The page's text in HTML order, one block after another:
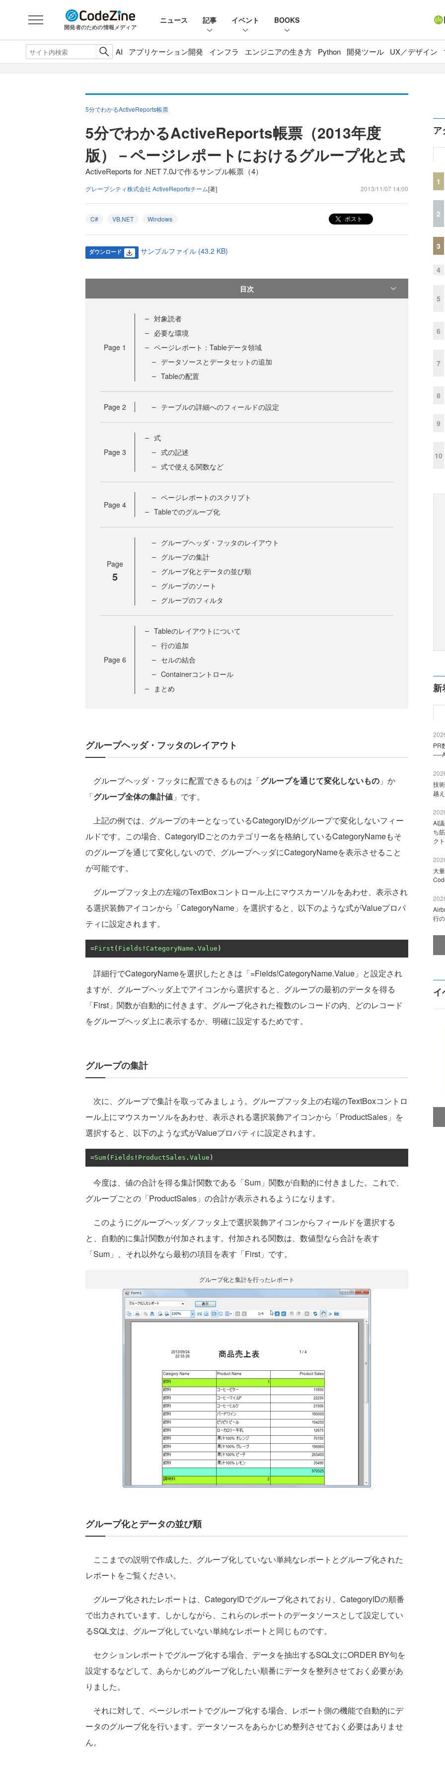
開発者のための情報メディア
ニュース 記事 イベント BOOKS
AI アプリケーション開発 インフラ エンジニアの生き方 Python 開発ツール UX／デザイン
5分でわかるActiveReports帳票
5分でわかるActiveReports帳票（2013年度
版）－ページレポートにおけるグループ化と式
ActiveReports for .NET 7.0Jで作るサンプル帳票（4）
グレープシティ株式会社 ActiveReportsチーム[著] 2013/11/07 14:00
C# VB.NET Windows ポスト
ダウンロード サンプルファイル (43.2 KB)
目次
Page 1
対象読者
必要な環境
ページレポート：Tableデータ領域
データソースとデータセットの追加
Tableの配置
Page 2 テーブルの詳細へのフィールドの設定
Page 3
式
式の記述
式で使える関数など
Page 4
ページレポートのスクリプト
Tableでのグループ化
Page
5
グループヘッダ・フッタのレイアウト
グループの集計
グループ化とデータの並び順
グループのソート
グループのフィルタ
Page 6
Tableのレイアウトについて
行の追加
セルの結合
Containerコントロール
まとめ
グループヘッダ・フッタのレイアウト
グループヘッダ・フッタに配置できるものは「グループを通じて変化しないもの 」か
「グループ全体の集計値 」です。
上記の例では、グループのキーとなっているCategoryIDがグループで変化しないフィー
ルドです。この場合、CategoryIDごとのカテゴリー名を格納しているCategoryNameもそ
のグループを通じて変化しないので、グループヘッダにCategoryNameを表示させること
が可能です。
グループフッタ上の左端のTextBoxコントロール上にマウスカーソルをあわせ、表示され
る選択装飾アイコンから「CategoryName」を選択すると、以下のような式がValueプロパ
ティに設定されます。
=First ( Fields ! CategoryName . Value )
詳細行でCategoryNameを選択したときは「=Fields!CategoryName.Value」と設定され
ますが、グループヘッダ上でアイコンから選択すると、グループの最初のデータを得る
「First」関数が自動的に付きます。グループ化された複数のレコードの内、どのレコード
をグループヘッダ上に表示するか、明確に設定するためです。
グループの集計
次に、グループで集計を取ってみましょう。グループフッタ上の右端のTextBoxコントロ
ール上にマウスカーソルをあわせ、表示される選択装飾アイコンから「ProductSales」を
選択すると、以下のような式がValueプロパティに設定されます。
=Sum( Fields ! ProductSales . Value )
今度は、値の合計を得る集計関数である「Sum」関数が自動的に付きました。これで、
グループごとの「ProductSales」の合計が表示されるようになります。
このようにグループヘッダ／フッタ上で選択装飾アイコンからフィールドを選択する
と、自動的に集計関数が付加されます。付加される関数は、数値型なら合計を表す
「Sum」、それ以外なら最初の項目を表す「First」です。
グループ化と集計を行ったレポート
グループ化とデータの並び順
ここまでの説明で作成した、グループ化していない単純なレポートとグループ化された
レポートをご覧ください。
グループ化されたレポートは、CategoryIDでグループ化されており、CategoryIDの順番
で出力されています。しかしながら、これらのレポートのデータソースとして設定してい
るSQL文は、グループ化していない単純なレポートと同じものです。
セクションレポートでグループ化する場合、データを抽出するSQL文にORDER BY句を
設定するなどして、あらかじめグループ化したい順番にデータを整列させておく必要があ
りました。
それに対して、ページレポートでグループ化する場合、レポート側の機能で自動的にデ
ータのグループ化を行います。データソースをあらかじめ整列させておく必要はありませ
ん。
ア
1
2
3
4
5
6
7
8
9
10
新
PR
技
越
AI
ち
ク
大
行
イ